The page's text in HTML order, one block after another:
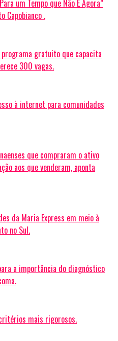
um Tempo que Não É Agora”
Capobianco .
gratuito que capacita
300 vagas.
à internet para comunidades
que compraram o ativo
aos que venderam, aponta
da Maria Express em meio à
no Sul.
a importância do diagnóstico
mais rigorosos.